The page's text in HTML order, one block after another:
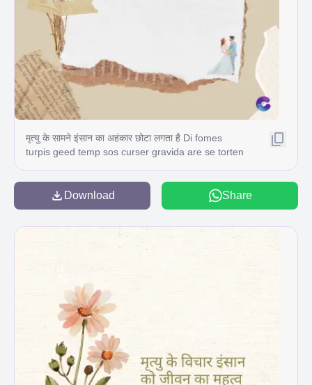
मृत्यु के सामने इंसान का अहंकार छोटा लगता है Di fomes
turpis geed temp sos curser gravida are se torten
fasci geid uiterler. Risse a pris. Tincidu ng ela
Download Share